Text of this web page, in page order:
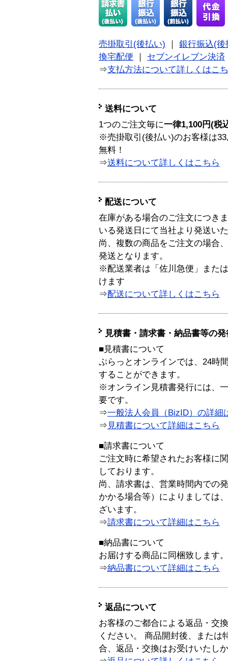
売掛取引(後払い)
銀行振込(後
換宅配便
セブンイレブン決済
⇒支払方法について詳しくはこ
送料について
1つのご注文毎に一律1,100円(税
※売掛取引(後払い)のお客様は
無料！
⇒送料について詳しくはこちら
配送について
在庫がある場合のご注文につき
いる発送日にて当社より発送い
尚、複数の商品をご注文の場合
発送となります。
※配送業者は「佐川急便」また
けます
⇒配送について詳しくはこちら
見積書・請求書・納品書等の
■見積書について
ぷらっとオンラインでは、24時
することができます。
※オンライン見積書発行には、
要です。
⇒一般法人会員（BizID）の詳細
⇒ 見積書について詳細はこちら
■請求書について
ご注文時に希望されたお客様に
しております。
尚、請求書は、営業時間内での
かかる場合等）によりましては
ざいます。
⇒請求書について詳細はこちら
■納品書について
お届けする商品に同梱致します。
⇒納品書について詳細はこちら
返品について
お客様のご都合による返品・交
ください。 商品開封後、または
合、返品・交換はお受けいたし